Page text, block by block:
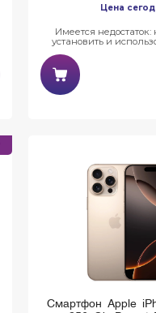
Цена
Имеется
установить и
Смартфон Apple